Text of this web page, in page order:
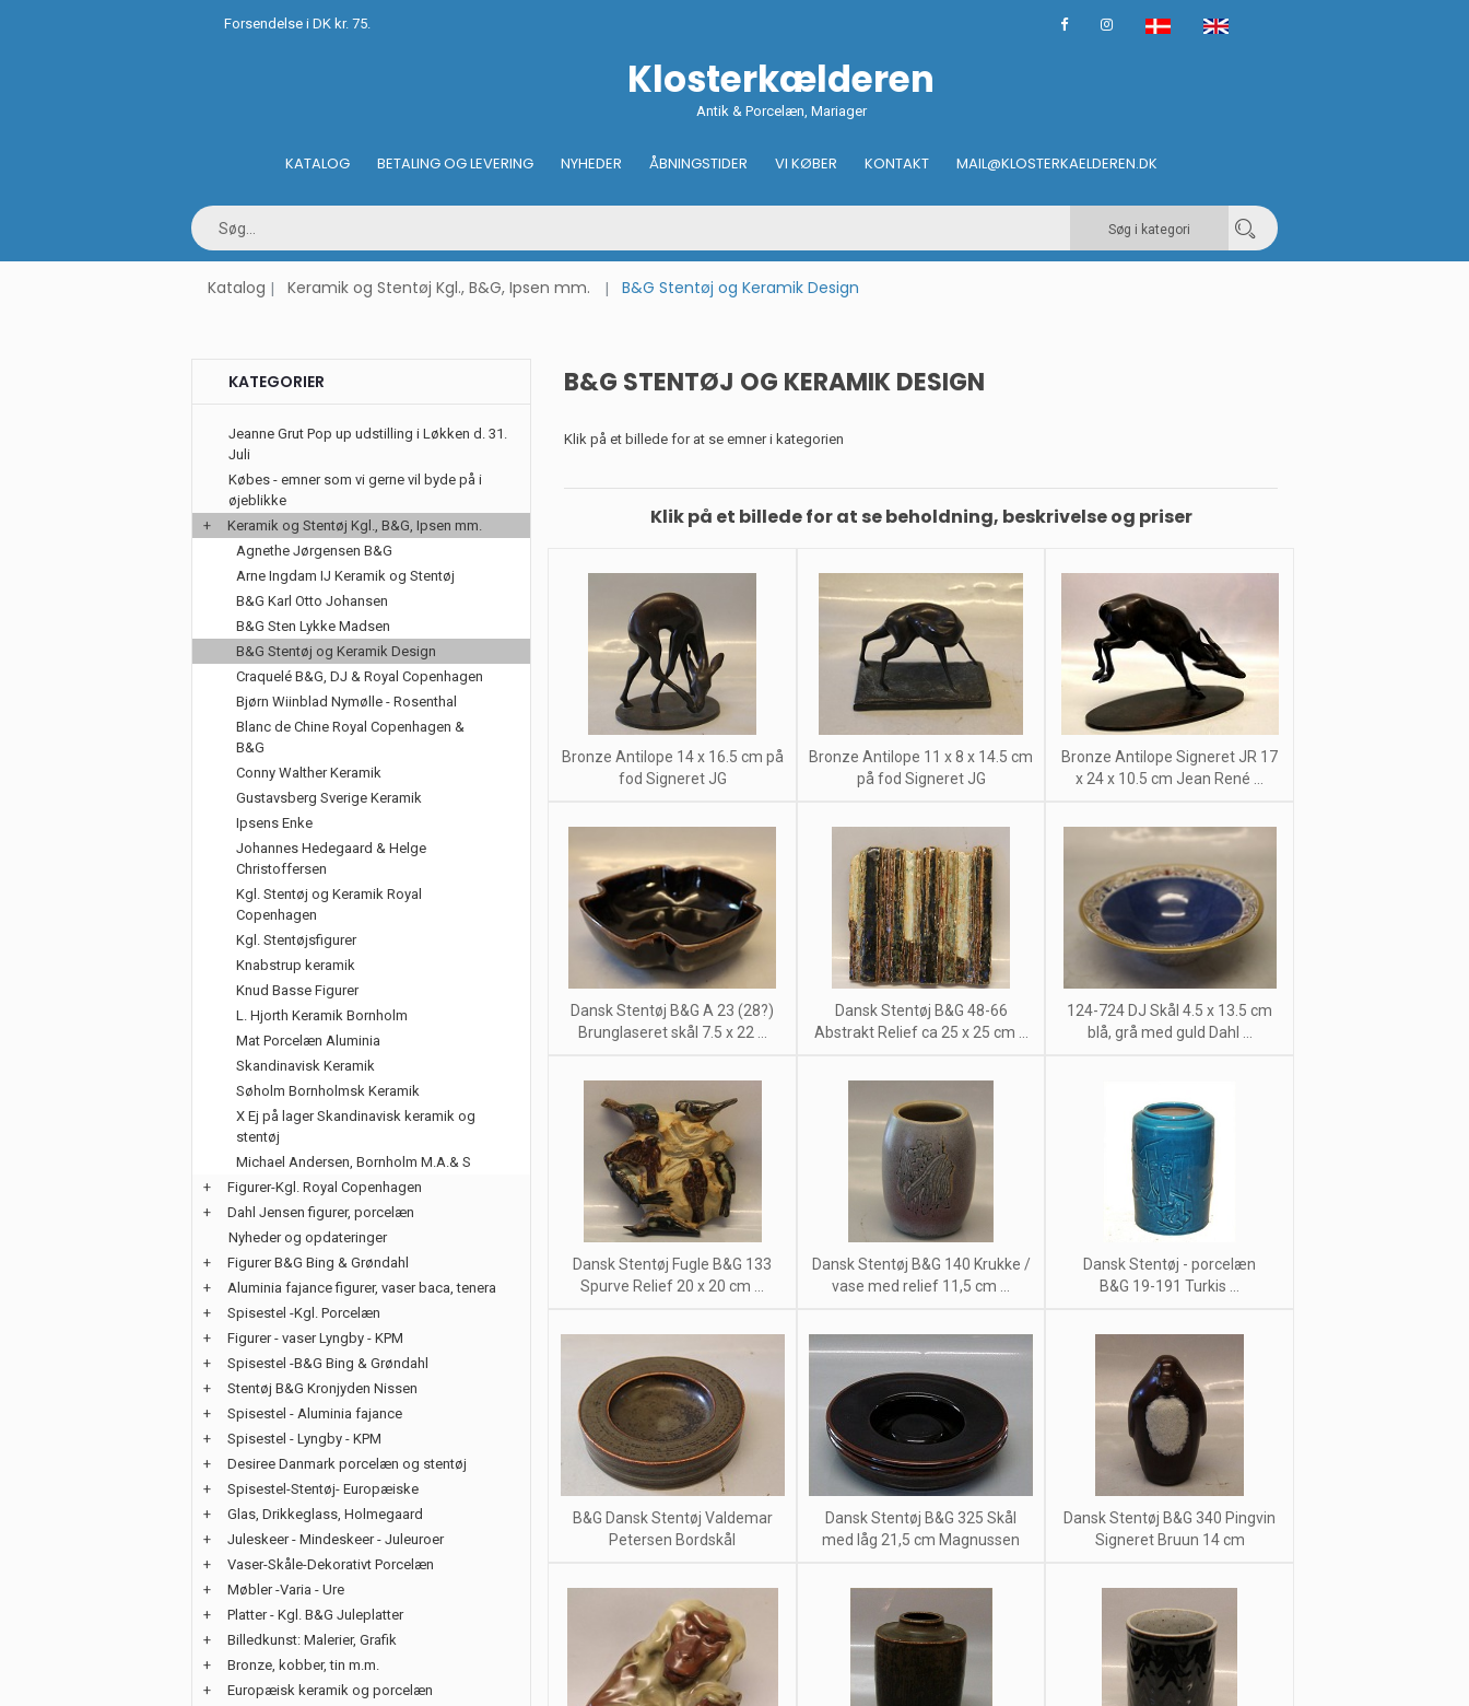
Forsendelse i DK kr. 75.
Klosterkælderen
Antik & Porcelæn, Mariager
KATALOG BETALING OG LEVERING NYHEDER ÅBNINGSTIDER VI KØBER KONTAKT MAIL@KLOSTERKAELDEREN.DK
Søg i kategori
Katalog Keramik og Stentøj Kgl., B&G, Ipsen mm. B&G Stentøj og Keramik Design
B&G STENTØJ OG KERAMIK DESIGN
Klik på et billede for at se emner i kategorien
Klik på et billede for at se beholdning, beskrivelse og priser
Bronze Antilope 14 x 16.5 cm på
fod Signeret JG
Bronze Antilope 11 x 8 x 14.5 cm
på fod Signeret JG
Bronze Antilope Signeret JR 17
x 24 x 10.5 cm Jean René ...
Dansk Stentøj B&G A 23 (28?)
Brunglaseret skål 7.5 x 22 ...
Dansk Stentøj B&G 48-66
Abstrakt Relief ca 25 x 25 cm ...
124-724 DJ Skål 4.5 x 13.5 cm
blå, grå med guld Dahl ...
Dansk Stentøj Fugle B&G 133
Spurve Relief 20 x 20 cm ...
Dansk Stentøj B&G 140 Krukke /
vase med relief 11,5 cm ...
Dansk Stentøj - porcelæn
B&G 19-191 Turkis ...
B&G Dansk Stentøj Valdemar
Petersen Bordskål
Dansk Stentøj B&G 325 Skål
med låg 21,5 cm Magnussen
Dansk Stentøj B&G 340 Pingvin
Signeret Bruun 14 cm
KATEGORIER
Jeanne Grut Pop up udstilling i Løkken d. 31.
Juli
Købes - emner som vi gerne vil byde på i
øjeblikke
+
Keramik og Stentøj Kgl., B&G, Ipsen mm.
Agnethe Jørgensen B&G
Arne Ingdam IJ Keramik og Stentøj
B&G Karl Otto Johansen
B&G Sten Lykke Madsen
B&G Stentøj og Keramik Design
Craquelé B&G, DJ & Royal Copenhagen
Bjørn Wiinblad Nymølle - Rosenthal
Blanc de Chine Royal Copenhagen &
B&G
Conny Walther Keramik
Gustavsberg Sverige Keramik
Ipsens Enke
Johannes Hedegaard & Helge
Christoffersen
Kgl. Stentøj og Keramik Royal
Copenhagen
Kgl. Stentøjsfigurer
Knabstrup keramik
Knud Basse Figurer
L. Hjorth Keramik Bornholm
Mat Porcelæn Aluminia
Skandinavisk Keramik
Søholm Bornholmsk Keramik
X Ej på lager Skandinavisk keramik og
stentøj
Michael Andersen, Bornholm M.A.& S
+
Figurer-Kgl. Royal Copenhagen
+
Dahl Jensen figurer, porcelæn
Nyheder og opdateringer
+
Figurer B&G Bing & Grøndahl
+
Aluminia fajance figurer, vaser baca, tenera
+
Spisestel -Kgl. Porcelæn
+
Figurer - vaser Lyngby - KPM
+
Spisestel -B&G Bing & Grøndahl
+
Stentøj B&G Kronjyden Nissen
+
Spisestel - Aluminia fajance
+
Spisestel - Lyngby - KPM
+
Desiree Danmark porcelæn og stentøj
+
Spisestel-Stentøj- Europæiske
+
Glas, Drikkeglass, Holmegaard
+
Juleskeer - Mindeskeer - Juleuroer
+
Vaser-Skåle-Dekorativt Porcelæn
+
Møbler -Varia - Ure
+
Platter - Kgl. B&G Juleplatter
+
Billedkunst: Malerier, Grafik
+
Bronze, kobber, tin m.m.
+
Europæisk keramik og porcelæn